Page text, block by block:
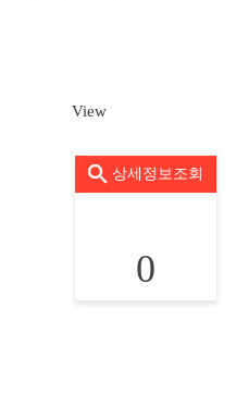
View
상세정보조회
0